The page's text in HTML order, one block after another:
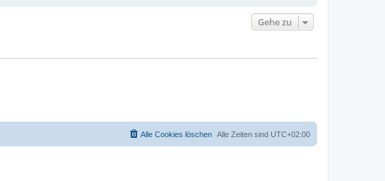
Gehe zu
Alle Zeiten sind UTC+02:00
Alle Cookies löschen